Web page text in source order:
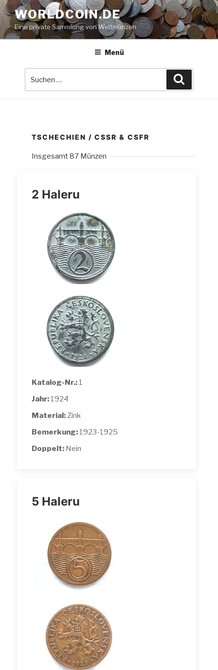
Zum
Inhalt
springen
WORLDCOIN.DE
Eine private Sammlung von Weltmünzen
Menü
TSCHECHIEN / CSSR & CSFR
Insgesamt 87 Münzen
2 Haleru
Katalog-Nr.: 1
Jahr: 1924
Material:Zink
Bemerkung: 1923-1925
Doppelt: Nein
5 Haleru